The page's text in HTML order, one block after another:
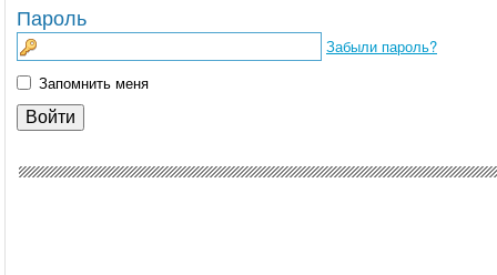
Пароль
Забыли пароль?
Запомнить меня